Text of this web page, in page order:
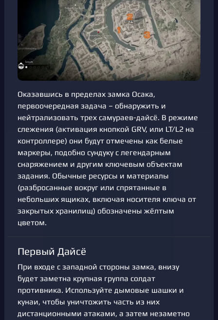
Оказавшись в пределах замка Осака,
первоочередная задача – обнаружить и
нейтрализовать трех самураев-дайсё. В режиме
слежения (активация кнопкой GRV, или LT/L2 на
контроллере) они будут отмечены как белые
маркеры, подобно сундуку с легендарным
снаряжением и другим ключевым объектам
задания. Обычные ресурсы и материалы
(разбросанные вокруг или спрятанные в
небольших ящиках, включая носителя ключа от
закрытых хранилищ) обозначены жёлтым
цветом.
Первый Дайсё
При входе с западной стороны замка, внизу
будет заметна крупная группа солдат
противника. Используйте дымовые шашки и
кунаи, чтобы уничтожить часть из них
дистанционными атаками, а затем незаметно